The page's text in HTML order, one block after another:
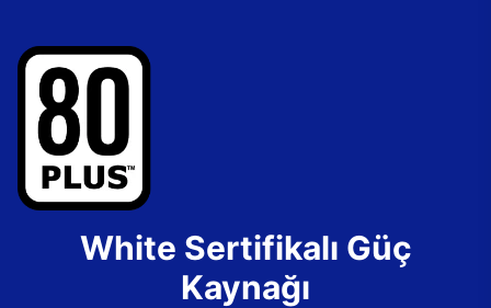
White Sertifikalı Güç
Kaynağı